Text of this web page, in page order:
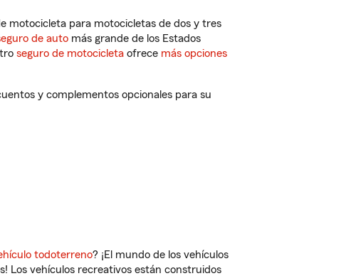
motocicleta para motocicletas de dos y tres
de auto más grande de los Estados
seguro de motocicleta ofrece más opciones
y complementos opcionales para su
todoterreno? ¡El mundo de los vehículos
Los vehículos recreativos están construidos